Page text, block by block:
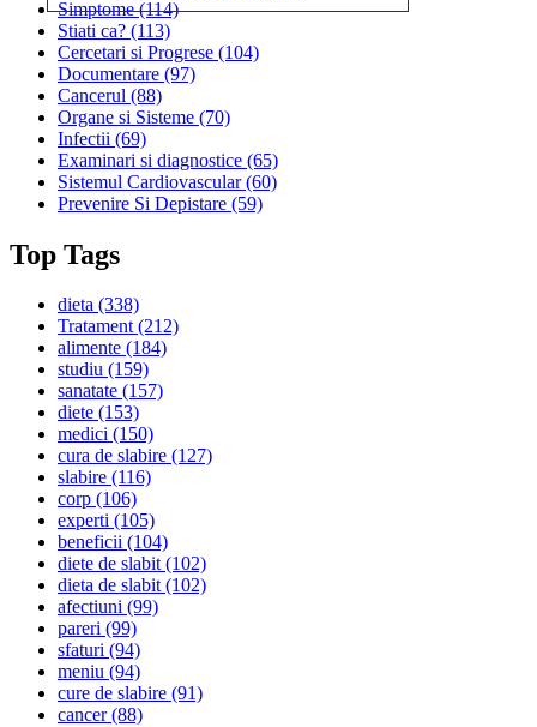
Simptome(114)
Stiati ca? (113)
Cercetari si Progrese (104)
Documentare (97)
Cancerul (88)
Organe si Sisteme (70)
Infectii (69)
Examinari si diagnostice (65)
Sistemul Cardiovascular(60)
Prevenire Si Depistare (59)
Top Tags
dieta (338)
Tratament(212)
alimente (184)
studiu (159)
sanatate (157)
diete (153)
medici (150)
cura de slabire (127)
slabire (116)
corp (106)
experti (105)
beneficii (104)
diete de slabit(102)
dieta de slabit(102)
afectiuni (99)
pareri (99)
sfaturi (94)
meniu (94)
cure de slabire (91)
cancer(88)